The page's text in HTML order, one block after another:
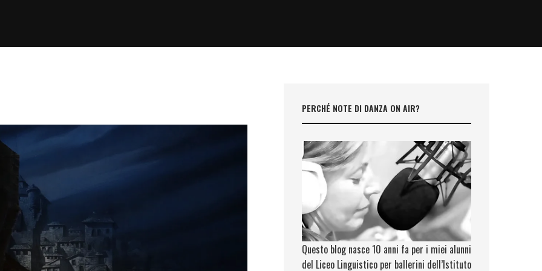
PERCHÉ NOTE DI DANZA ON AIR?
Questo blog nasce 10 anni fa per i miei alunni
del Liceo Linguistico per ballerini dell’Istituto